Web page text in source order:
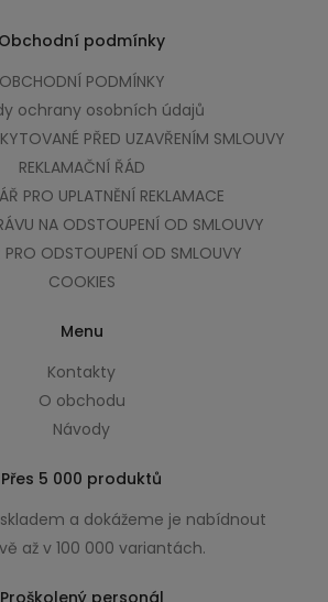
Obchodní podmínky
OBCHODNÍ PODMÍNKY
ochrany osobních údajů
PŘED UZAVŘENÍM SMLOUVY
REKLAMAČNÍ ŘÁD
PRO UPLATNĚNÍ REKLAMACE
NA ODSTOUPENÍ OD SMLOUVY
PRO ODSTOUPENÍ OD SMLOUVY
COOKIES
Menu
Kontakty
O obchodu
Návody
Přes 5 000 produktů
a dokážeme je nabídnout
až v 100 000 variantách.
Proškolený personál